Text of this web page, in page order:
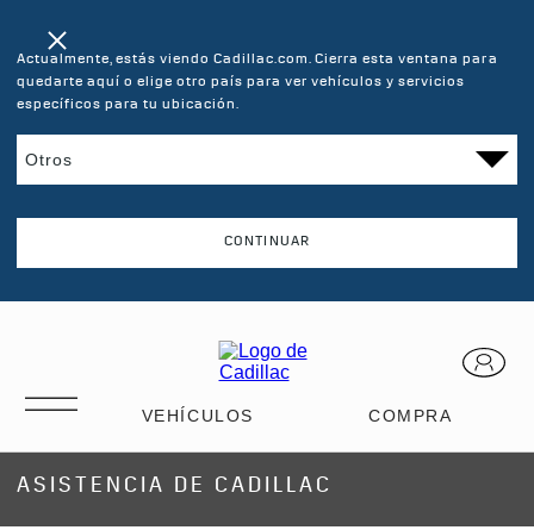
Actualmente, estás viendo Cadillac.com. Cierra esta ventana para
quedarte aquí o elige otro país para ver vehículos y servicios
específicos para tu ubicación.
CONTINUAR
ASISTENCIA DE CADILLAC